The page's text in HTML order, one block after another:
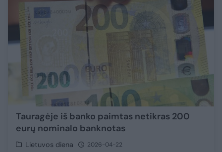
Tauragėje iš banko paimtas netikras 200
eurų nominalo banknotas
Lietuvos diena 2026-04-22